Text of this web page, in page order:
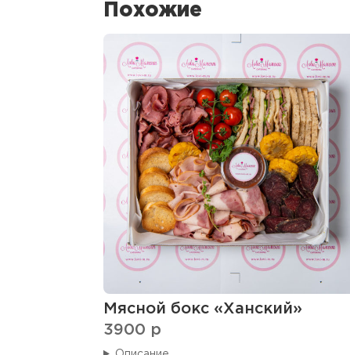
Похожие
Мясной бокс «Ханский»
3900 p